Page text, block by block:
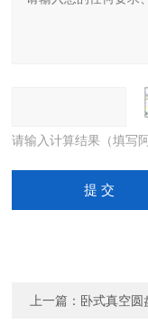
请输入计算结果（填写
上一篇： 卧式真空圆